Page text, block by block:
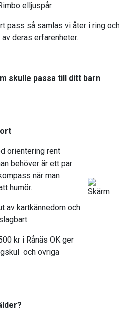
elljuspår.
pass så samlas vi åter i ring
deras erfarenheter.
skulle passa till ditt barn
orientering rent
behöver är ett par
när man
humör.
av kartkännedom och
kr i Rånäs OK ger
och övriga